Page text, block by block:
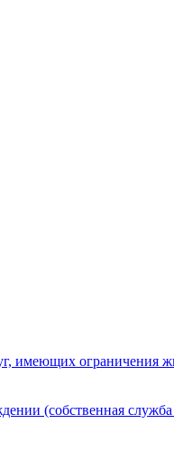
имеющих ограничения
(собственная